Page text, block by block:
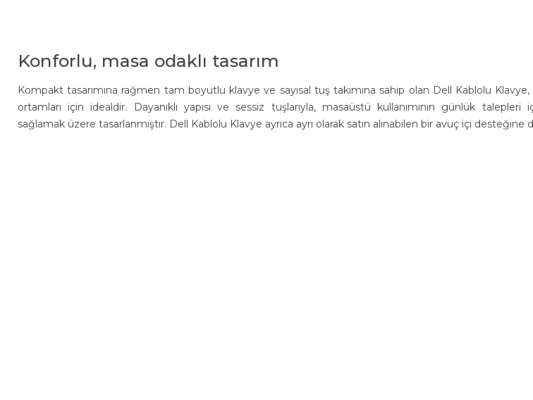
Konforlu, masa odaklı tasarım
Kompakt tasarımına rağmen tam boyutlu klavye ve sayısal tuş takımına sahip olan Dell Kablolu
ortamları için idealdir. Dayanıklı yapısı ve sessiz tuşlarıyla, masaüstü kullanımının günlük talepleri
sağlamak üzere tasarlanmıştır. Dell Kablolu Klavye ayrıca ayrı olarak satın alınabilen bir avuç içi desteğine